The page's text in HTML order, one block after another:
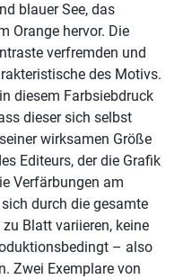
blauer See, das
Orange hervor. Die
verfremden und
des Motivs.
diesem Farbsiebdruck
dieser sich selbst
wirksamen Größe
Editeurs, der die Grafik
Verfärbungen am
durch die gesamte
Blatt variieren, keine
– also
Zwei Exemplare von